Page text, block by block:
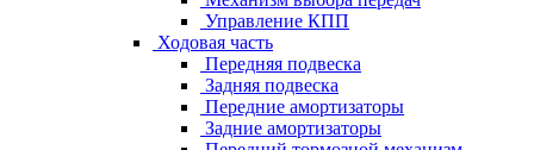
Управление КПП
Ходовая часть
Передняя подвеска
Задняя подвеска
Передние амортизаторы
Задние амортизаторы